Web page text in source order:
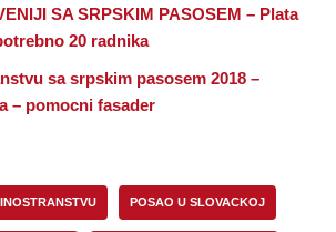
SA SRPSKIM PASOSEM – Plata
20 radnika
sa srpskim pasosem 2018 –
– pomocni fasader
POSAO U SLOVACKOJ